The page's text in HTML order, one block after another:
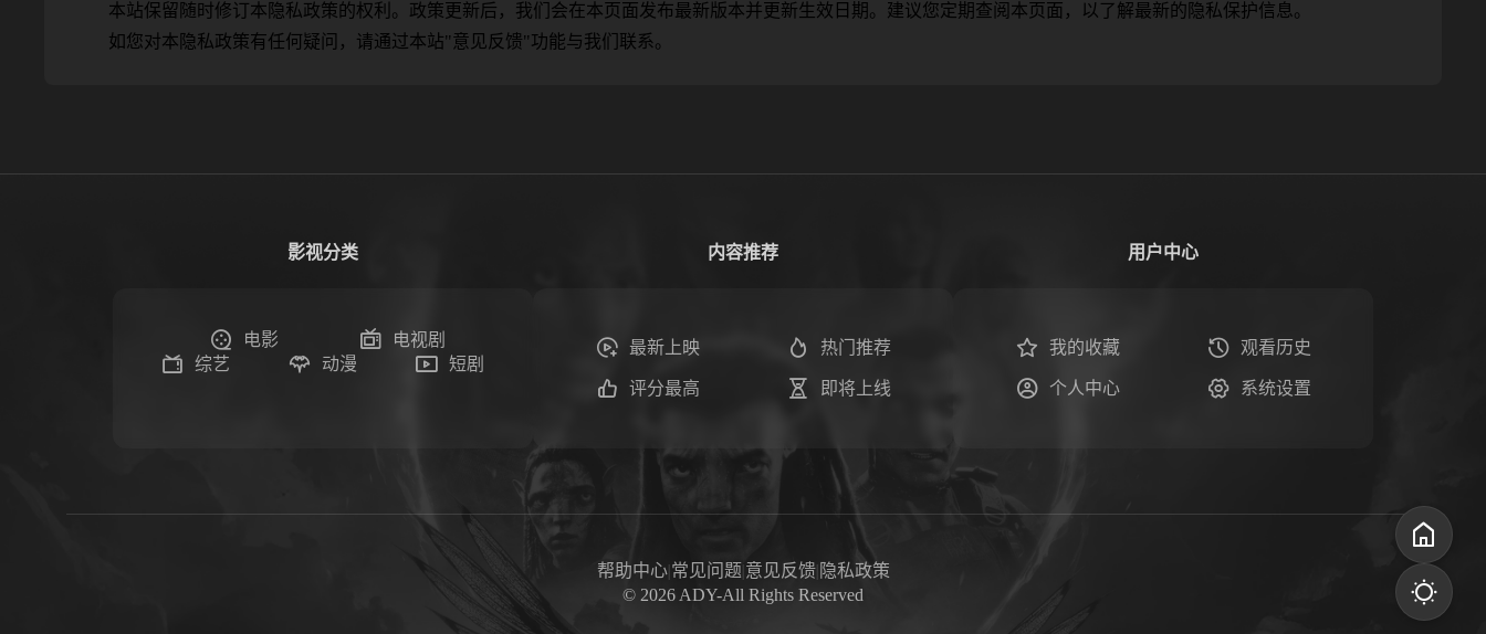
本站保留随时修订本隐私政策的权利。政策更新后，我们会在本页面发布最新版本并更新生效日期。建议您定期查阅本页面，以了解最新的隐私保护信息。
如您对本隐私政策有任何疑问，请通过本站"意见反馈"功能与我们联系。
影视分类
电影
电视剧
综艺
动漫 短剧
内容推荐
最新上映 热门推荐
评分最高 即将上线
用户中心
我的收藏 观看历史
个人中心 系统设置
帮助中心|常见问题|意见反馈| 隐私政策
© 2026 ADY-All Rights Reserved